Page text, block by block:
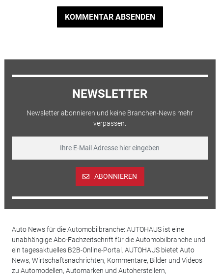
KOMMENTAR ABSENDEN
NEWSLETTER
Newsletter abonnieren und keine Branchen-News mehr
verpassen.
ABONNIEREN
Auto News für die Automobilbranche: AUTOHAUS ist eine
unabhängige Abo-Fachzeitschrift für die Automobilbranche und
ein tagesaktuelles B2B-Online-Portal. AUTOHAUS bietet Auto
News, Wirtschaftsnachrichten, Kommentare, Bilder und Videos
zu Automodellen, Automarken und Autoherstellern,